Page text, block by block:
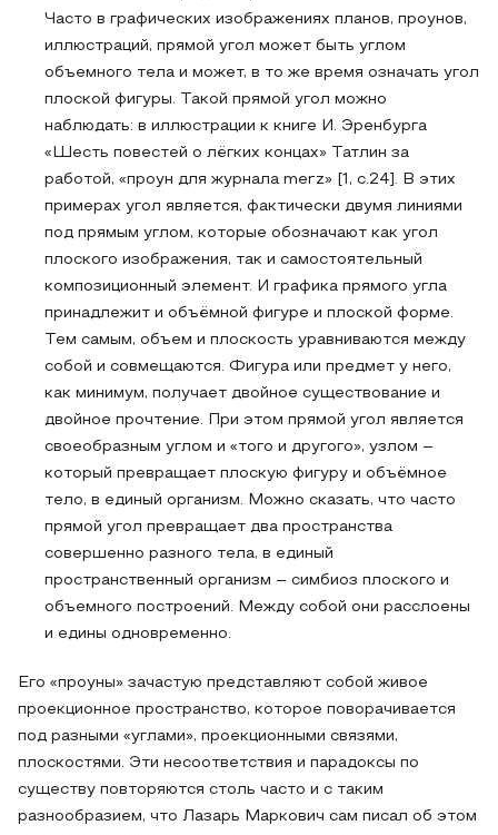
Часто в графических изображениях планов, проунов,
иллюстраций, прямой угол может быть углом
объемного тела и может, в то же время означать угол
плоской фигуры. Такой прямой угол можно
наблюдать: в иллюстрации к книге И. Эренбурга
«Шесть повестей о лёгких концах» Татлин за
работой, «проун для журнала merz» [1, с.24]. В этих
примерах угол является, фактически двумя линиями
под прямым углом, которые обозначают как угол
плоского изображения, так и самостоятельный
композиционный элемент. И графика прямого угла
принадлежит и объёмной фигуре и плоской форме.
Тем самым, объем и плоскость уравниваются между
собой и совмещаются. Фигура или предмет у него,
как минимум, получает двойное существование и
двойное прочтение. При этом прямой угол является
своеобразным углом и «того и другого», узлом –
который превращает плоскую фигуру и объёмное
тело, в единый организм. Можно сказать, что часто
прямой угол превращает два пространства
совершенно разного тела, в единый
пространственный организм – симбиоз плоского и
объемного построений. Между собой они расслоены
и едины одновременно.
Его «проуны» зачастую представляют собой живое
проекционное пространство, которое поворачивается
под разными «углами», проекционными связями,
плоскостями. Эти несоответствия и парадоксы по
существу повторяются столь часто и с таким
разнообразием, что Лазарь Маркович сам писал об этом